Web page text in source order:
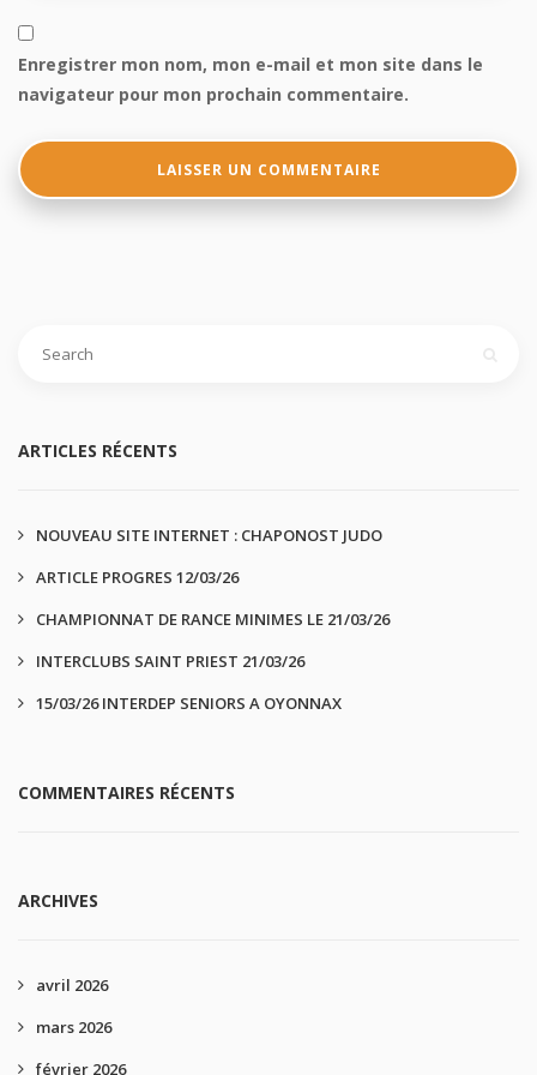
Enregistrer mon nom, mon e-mail et mon site dans le
navigateur pour mon prochain commentaire.
ARTICLES RÉCENTS
NOUVEAU SITE INTERNET : CHAPONOST JUDO
ARTICLE PROGRES 12/03/26
CHAMPIONNAT DE RANCE MINIMES LE 21/03/26
INTERCLUBS SAINT PRIEST 21/03/26
15/03/26 INTERDEP SENIORS A OYONNAX
COMMENTAIRES RÉCENTS
ARCHIVES
avril 2026
mars 2026
février 2026